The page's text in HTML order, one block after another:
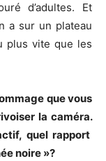
d’adultes. Et
a sur un plateau
plus vite que les
que vous
la caméra.
quel rapport
noire »?